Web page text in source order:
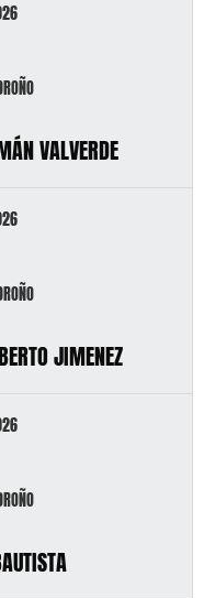
VALVERDE
JIMENEZ